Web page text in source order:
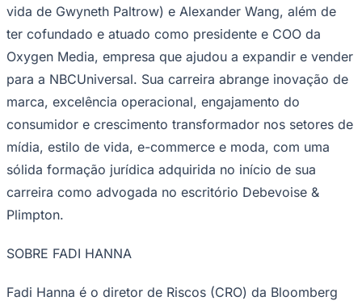
São Paulo
vida de Gwyneth Paltrow) e Alexander Wang, além de
ter cofundado e atuado como presidente e COO da
Oxygen Media, empresa que ajudou a expandir e vender
para a NBCUniversal. Sua carreira abrange inovação de
marca, excelência operacional, engajamento do
consumidor e crescimento transformador nos setores de
mídia, estilo de vida, e-commerce e moda, com uma
sólida formação jurídica adquirida no início de sua
carreira como advogada no escritório Debevoise &
Plimpton.
SOBRE FADI HANNA
Fadi Hanna é o diretor de Riscos (CRO) da Bloomberg